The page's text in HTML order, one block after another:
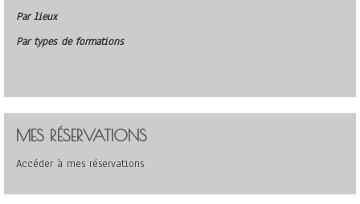
Par lieux
Par types de formations
MES RÉSERVATIONS
Accéder à mes réservations